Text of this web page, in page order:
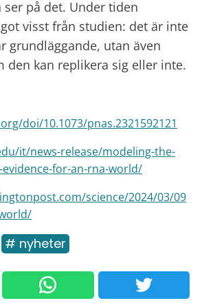
på det. Under tiden
visst från studien: det är inte
grundläggande, utan även
den kan replikera sig eller inte.
doi/10.1073/pnas.2321592121
it/news-release/modeling-the-
for-an-rna-world/
science/2024/03/09
# nyheter